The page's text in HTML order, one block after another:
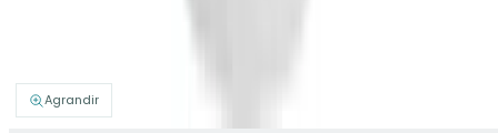
Agrandir